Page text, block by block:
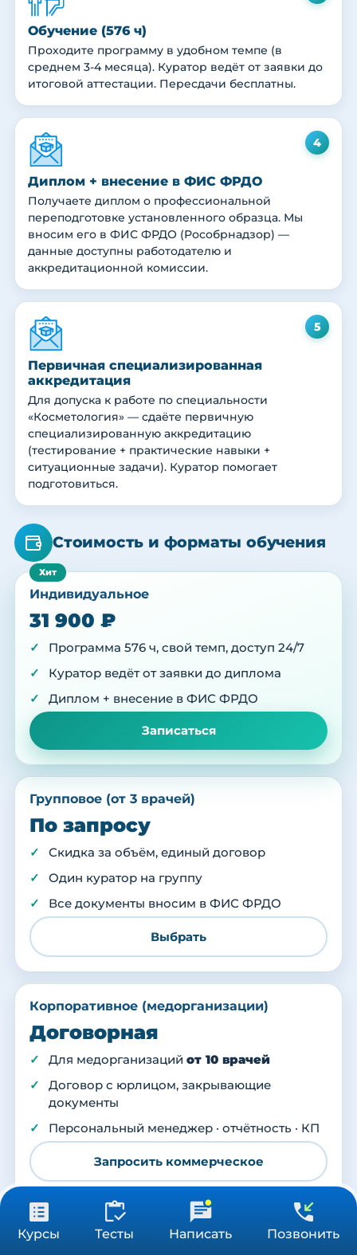
Курсы Тесты Написать Позвонить
Обучение (576 ч)
Проходите программу в удобном темпе (в
среднем 3-4 месяца). Куратор ведёт от заявки до
итоговой аттестации. Пересдачи бесплатны.
4
Диплом + внесение в ФИС ФРДО
Получаете диплом о профессиональной
переподготовке установленного образца. Мы
вносим его в ФИС ФРДО (Рособрнадзор) —
данные доступны работодателю и
аккредитационной комиссии.
5
Первичная специализированная
аккредитация
Для допуска к работе по специальности
«Косметология» — сдаёте первичную
специализированную аккредитацию
(тестирование + практические навыки +
ситуационные задачи). Куратор помогает
подготовиться.
Стоимость и форматы обучения
Индивидуальное
31 900 ₽
Программа 576 ч, свой темп, доступ 24/7
Куратор ведёт от заявки до диплома
Диплом + внесение в ФИС ФРДО
Записаться
Групповое (от 3 врачей)
По запросу
Скидка за объём, единый договор
Один куратор на группу
Все документы вносим в ФИС ФРДО
Выбрать
Корпоративное (медорганизации)
Договорная
Для медорганизаций от 10 врачей
Договор с юрлицом, закрывающие
документы
Персональный менеджер · отчётность · КП
Запросить коммерческое
АВТОР КУРСА
31 900 ₽
576 ч Получить консультацию